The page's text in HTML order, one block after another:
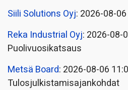
Siili Solutions Oyj: 2026-08-
Reka Industrial Oyj: 2026-08-
Puolivuosikatsaus
Metsä Board: 2026-08-06
Tulosjulkistamisajankohdat